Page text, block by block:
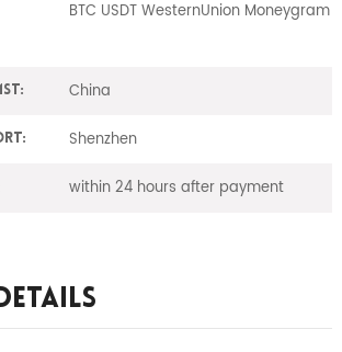
BTC USDT WesternUnion Moneygram
China
Shenzhen
within 24 hours after payment